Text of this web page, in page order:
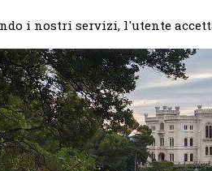
i nostri servizi, l'utente